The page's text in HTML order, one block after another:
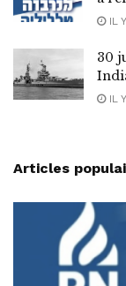
IL
30
IL
Articles